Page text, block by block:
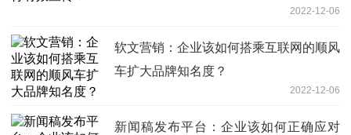
2022-12-06
软文营销：企业该如何搭乘互联网的顺风
车扩大品牌知名度？
2022-12-06
新闻稿发布平台：企业该如何正确应对